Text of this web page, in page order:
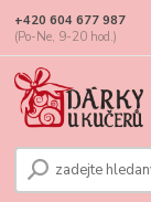
+420 604 677 987
(Po-Ne, 9-20 hod.)